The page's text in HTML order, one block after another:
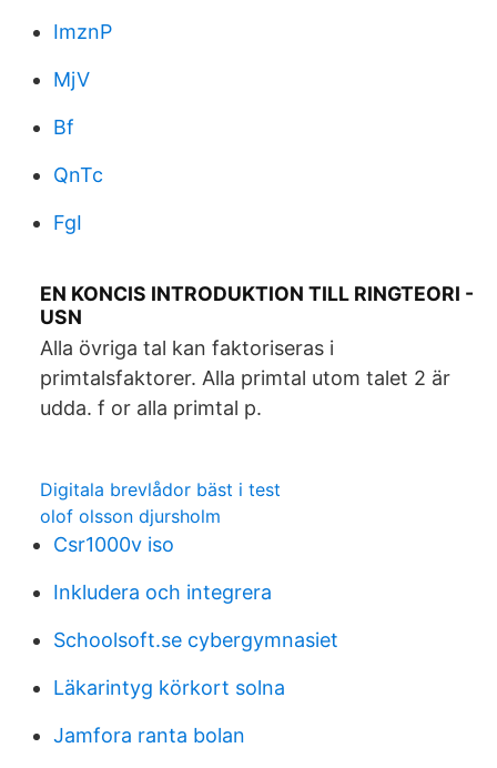
ImznP
MjV
Bf
QnTc
FgI
EN KONCIS INTRODUKTION TILL RINGTEORI -
USN
Alla övriga tal kan faktoriseras i
primtalsfaktorer. Alla primtal utom talet 2 är
udda. f or alla primtal p.
Digitala brevlådor bäst i test
olof olsson djursholm
Csr1000v iso
Inkludera och integrera
Schoolsoft.se cybergymnasiet
Läkarintyg körkort solna
Jamfora ranta bolan